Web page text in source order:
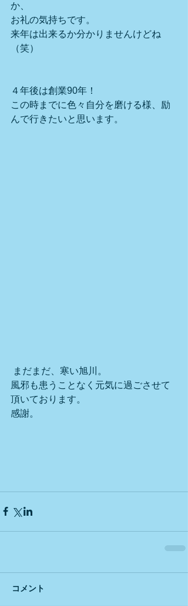
か、
お礼の気持ちです。
来年は出来るか分かりませんけどね
（笑）
４年後は創業90年！
この時までに色々自分を磨ける様、励
んで行きたいと思います。
まだまだ、寒い旭川。
風邪も患うことなく元気に過ごさせて
頂いております。
感謝。
コメント